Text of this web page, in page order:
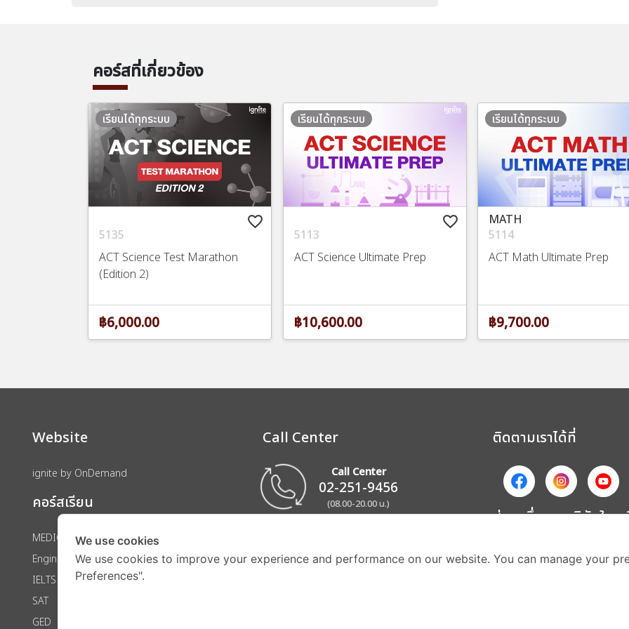
คอร์สที่เกี่ยวข้อง
favorite_border
5135
ACT Science Test Marathon
(Edition 2)
เรียนได้ทุกระบบ
฿6,000.00
favorite_border
5113
ACT Science Ultimate Prep
เรียนได้ทุกระบบ
฿10,600.00
MATH
5114
ACT Math Ultimate Prep
เรียนได้ทุกระบบ
฿9,700.00
Website
ignite by OnDemand
คอร์สเรียน
MEDICAL
Engineering
IELTS
SAT
GED
Call Center
Call Center
02-251-9456
(08.00-20.00 น.)
ติดตามเราได้ที่
ส่วนหนึ่งของบริษัทในเ
We use cookies
We use cookies to improve your experience and performance on our website. You can manage your
Preferences".